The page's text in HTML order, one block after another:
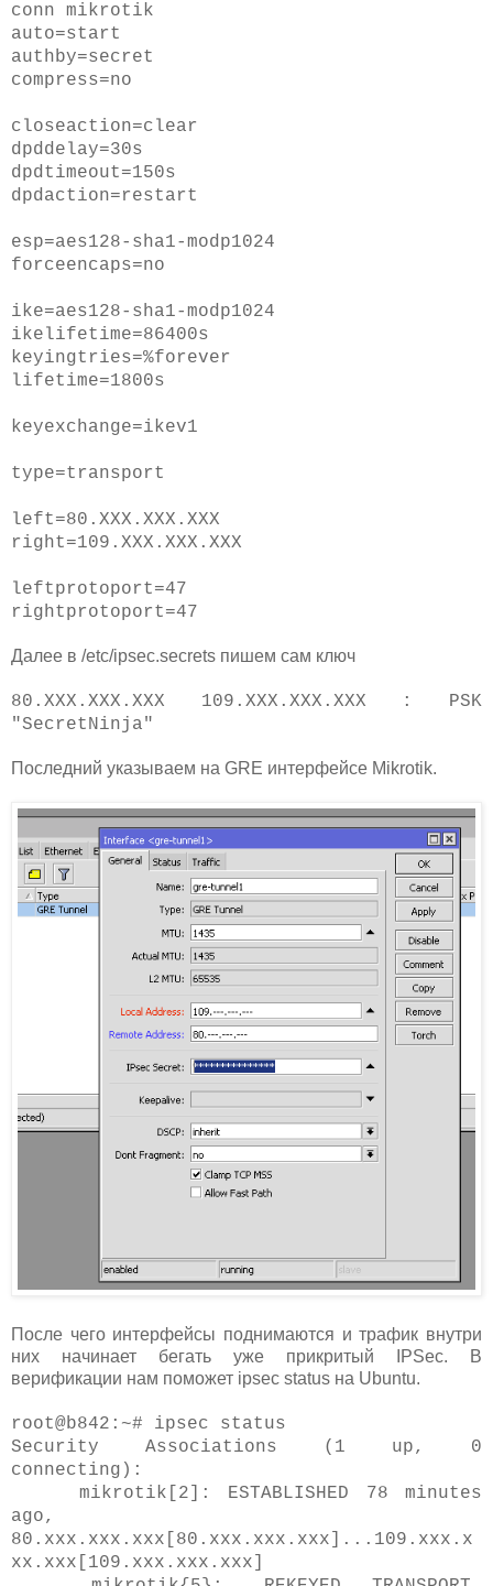
conn mikrotik
auto=start
authby=secret
compress=no
closeaction=clear
dpddelay=30s
dpdtimeout=150s
dpdaction=restart
esp=aes128-sha1-modp1024
forceencaps=no
ike=aes128-sha1-modp1024
ikelifetime=86400s
keyingtries=%forever
lifetime=1800s
keyexchange=ikev1
type=transport
left=80.XXX.XXX.XXX
right=109.XXX.XXX.XXX
leftprotoport=47
rightprotoport=47
Далее в /etc/ipsec.secrets пишем сам ключ
80.XXX.XXX.XXX 109.XXX.XXX.XXX : PSK
"SecretNinja"
Последний указываем на GRE интерфейсе Mikrotik.
После чего интерфейсы поднимаются и трафик внутри
них начинает бегать уже прикритый IPSec. В
верификации нам поможет ipsec status на Ubuntu.
root@b842:~# ipsec status
Security Associations (1 up, 0
connecting):
mikrotik[2]: ESTABLISHED 78 minutes
ago,
80.xxx.xxx.xxx[80.xxx.xxx.xxx]...109.xxx.x
xx.xxx[109.xxx.xxx.xxx]